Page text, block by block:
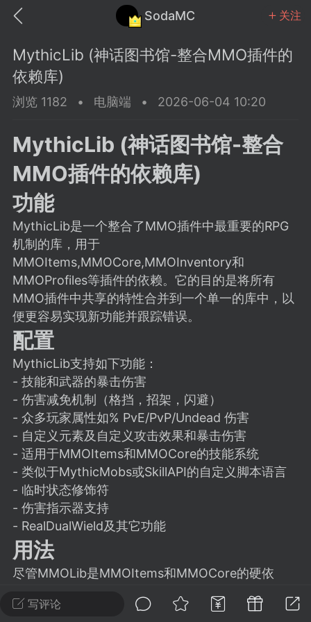
SodaMC 关注
中文社区 SodaMC
教程 材质 社区
潮涌核心
永久赞助者
11-27 02:06
电脑端 社区规则
议贴】SodaMC 的改进与建议 🧃
社区的建议&反馈板块，欢迎每
在这里畅所欲言，提出你对 社区功能、
、管理方式等方面 的任何想法！...
11 5.9k
潮涌核心
永久赞助者
24 23:37
电脑端 整合包分享
主页反馈贴
反馈你遇到的问题 以及 你期望的功能等
不方便可尝试通过邮箱与作者进行反馈
写评论
MythicLib (神话图书馆-整合MMO插件的
依赖库)
浏览 1182 • 电脑端 • 2026-06-04 10:20
MythicLib (神话图书馆-整合
MMO插件的依赖库)
功能
MythicLib是一个整合了MMO插件中最重要的RPG
机制的库，用于
MMOItems,MMOCore,MMOInventory和
MMOProfiles等插件的依赖。它的目的是将所有
MMO插件中共享的特性合并到一个单一的库中，以
便更容易实现新功能并跟踪错误。
配置
MythicLib支持如下功能：
- 技能和武器的暴击伤害
- 伤害减免机制（格挡，招架，闪避）
- 众多玩家属性如% PvE/PvP/Undead 伤害
- 自定义元素及自定义攻击效果和暴击伤害
- 适用于MMOItems和MMOCore的技能系统
- 类似于MythicMobs或SkillAPI的自定义脚本语言
- 临时状态修饰符
- 伤害指示器支持
- RealDualWield及其它功能
用法
尽管MMOLib是MMOItems和MMOCore的硬依
MMOItems或MMOCore时不需要任何插件。